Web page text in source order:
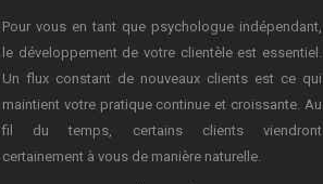
Pour vous en tant que psychologue indépendant,
le développement de votre clientèle est essentiel.
Un flux constant de nouveaux clients est ce qui
maintient votre pratique continue et croissante. Au
fil du temps, certains clients viendront
certainement à vous de manière naturelle.